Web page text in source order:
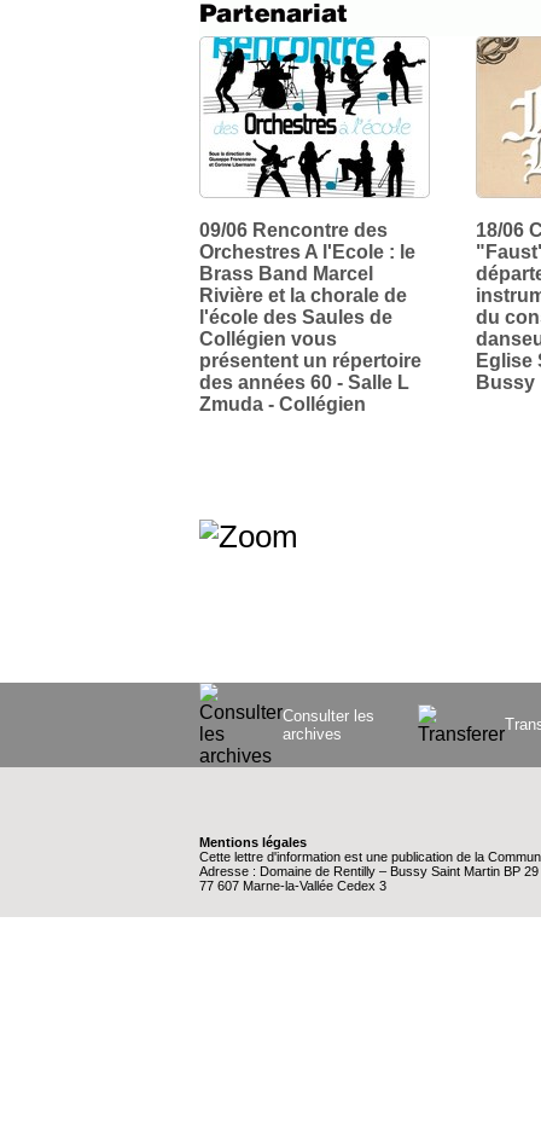
09/06 Rencontre des
Orchestres A l'Ecole : le
Brass Band Marcel
Rivière et la chorale de
l'école des Saules de
Collégien vous
présentent un répertoire
des années 60 - Salle L
Zmuda - Collégien
18/06
du
Eglise
Bussy
Consulter les
archives
Mentions légales
Cette lettre d'information est une publication de la
Adresse : Domaine de Rentilly – Bussy Saint Martin BP 29
77 607 Marne-la-Vallée Cedex 3